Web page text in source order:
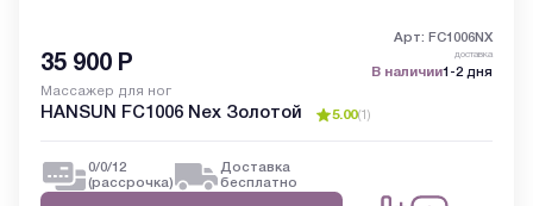
Арт: FC1006NX
35 900 Р доставка
В наличии1-2 дня
Массажер для ног
HANSUN FC1006 Nex Золотой 5.00(1)
0/0/12
(рассрочка)
Доставка
бесплатно